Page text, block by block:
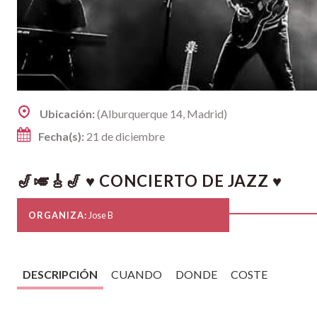
Ubicación:(Alburquerque 14, Madrid)
Fecha(s): 21 de diciembre
🎷🎺🎸🎷 ♥ CONCIERTO DE JAZZ ♥
ORGANIZA: Jose B
DESCRIPCIÓN CUANDO DONDE COSTE